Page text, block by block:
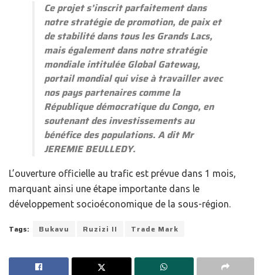
Ce projet s’inscrit parfaitement dans
notre stratégie de promotion, de paix et
de stabilité dans tous les Grands Lacs,
mais également dans notre stratégie
mondiale intitulée Global Gateway,
portail mondial qui vise à travailler avec
nos pays partenaires comme la
République démocratique du Congo, en
soutenant des investissements au
bénéfice des populations. A dit Mr
JEREMIE BEULLEDY.
L’ouverture officielle au trafic est prévue dans 1 mois,
marquant ainsi une étape importante dans le
développement socioéconomique de la sous-région.
Tags: Bukavu Ruzizi II Trade Mark